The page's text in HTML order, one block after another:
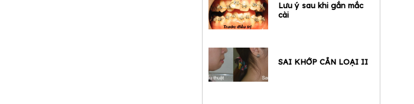
Lưu ý sau khi gắn mắc
cài
SAI KHỚP CẮN LOẠI II